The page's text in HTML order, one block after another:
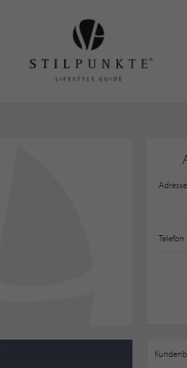
Adresse
Telefon